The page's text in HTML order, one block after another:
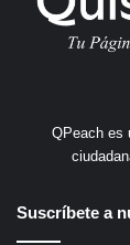
QPeach es
Suscríbete a